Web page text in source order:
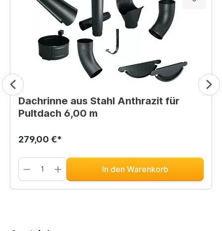
Dachrinne aus Stahl Anthrazit für
Pultdach 6,00 m
279,00 €*
In den Warenkorb